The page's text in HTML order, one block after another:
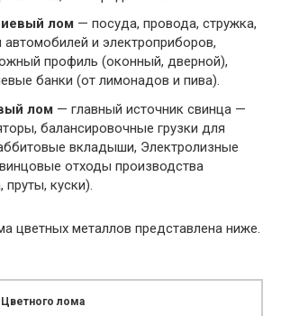
лом — посуда, провода, стружка,
автомобилей и электроприборов,
профиль (оконный, дверной),
банки (от лимонадов и пива).
лом — главный источник свинца —
балансировочные грузки для
вкладыши, Электролизные
отходы производства
пруты, куски).
цветных металлов представлена ниже.
Цветного лома